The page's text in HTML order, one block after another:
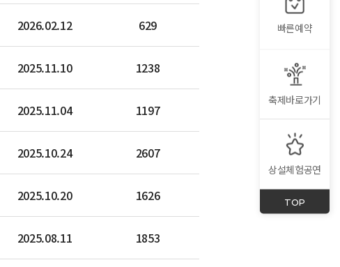
빠른예약
축제바로가기
상설체험공연
TOP
2026.02.12 629
2025.11.10 1238
2025.11.04 1197
2025.10.24 2607
2025.10.20 1626
2025.08.11 1853